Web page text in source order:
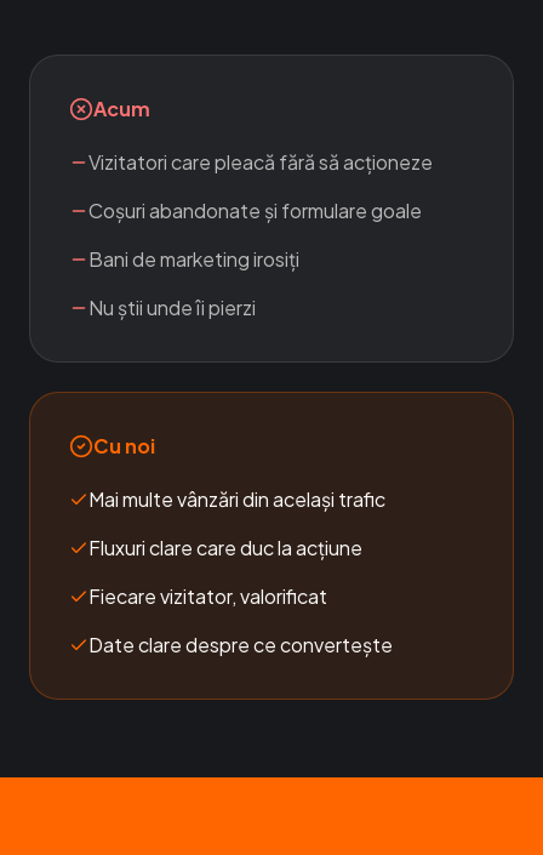
Acum
Vizitatori care pleacă fără să acționeze
Coșuri abandonate și formulare goale
Bani de marketing irosiți
Nu știi unde îi pierzi
Cu noi
Mai multe vânzări din același trafic
Fluxuri clare care duc la acțiune
Fiecare vizitator, valorificat
Date clare despre ce convertește